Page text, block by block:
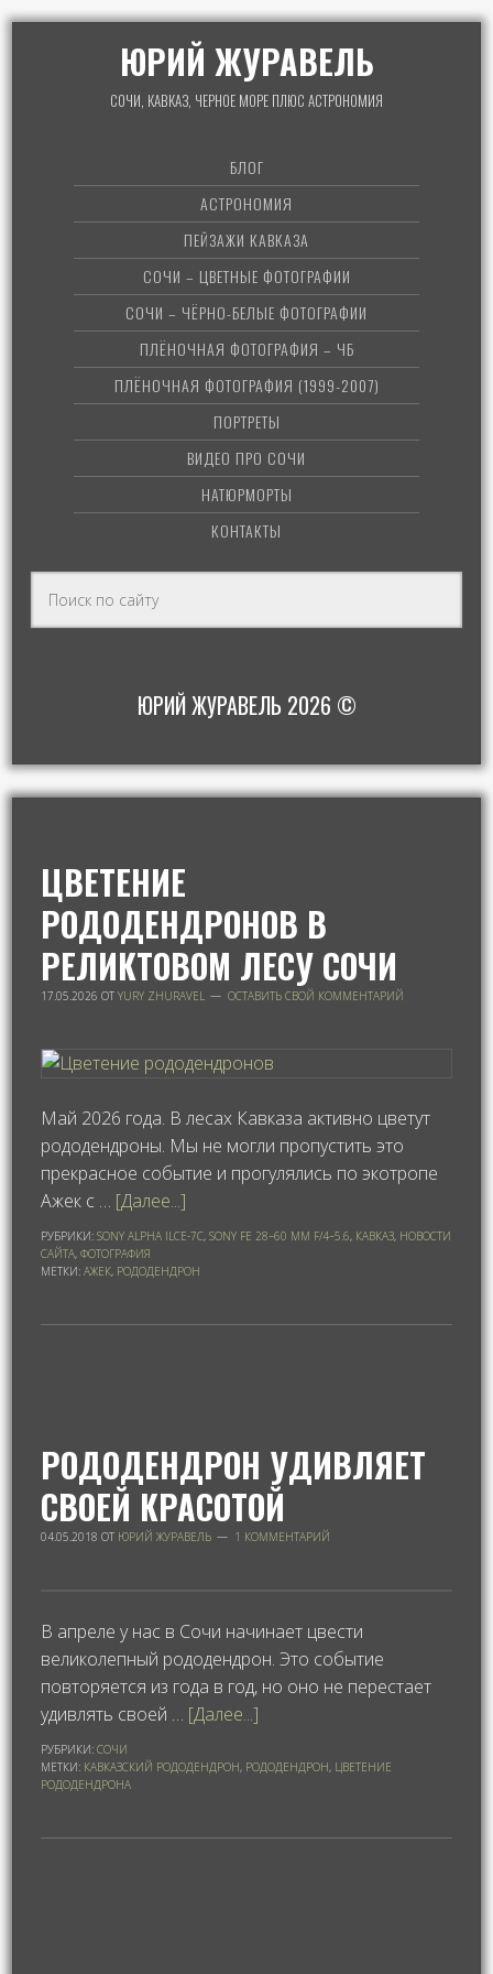
ЮРИЙ ЖУРАВЕЛЬ
СОЧИ, КАВКАЗ, ЧЕРНОЕ МОРЕ ПЛЮС АСТРОНОМИЯ
БЛОГ
АСТРОНОМИЯ
ПЕЙЗАЖИ КАВКАЗА
СОЧИ – ЦВЕТНЫЕ ФОТОГРАФИИ
СОЧИ – ЧЁРНО-БЕЛЫЕ ФОТОГРАФИИ
ПЛЁНОЧНАЯ ФОТОГРАФИЯ – ЧБ
ПЛЁНОЧНАЯ ФОТОГРАФИЯ (1999-2007)
ПОРТРЕТЫ
ВИДЕО ПРО СОЧИ
НАТЮРМОРТЫ
КОНТАКТЫ
ЮРИЙ ЖУРАВЕЛЬ 2026 ©
ЦВЕТЕНИЕ
РОДОДЕНДРОНОВ В
РЕЛИКТОВОМ ЛЕСУ СОЧИ
17.05.2026 ОТYURY ZHURAVEL ОСТАВИТЬ СВОЙ КОММЕНТАРИЙ
Май 2026 года. В лесах Кавказа активно цветут
рододендроны. Мы не могли пропустить это
прекрасное событие и прогулялись по экотропе
Ажек с … [Далее...]
РУБРИКИ:SONY ALPHA ILCE-7C,SONY FE 28–60 ММ F/4–5.6, КАВКАЗ, НОВОСТИ
САЙТА,ФОТОГРАФИЯ
МЕТКИ:АЖЕК, РОДОДЕНДРОН
РОДОДЕНДРОН УДИВЛЯЕТ
СВОЕЙ КРАСОТОЙ
04.05.2018 ОТ ЮРИЙ ЖУРАВЕЛЬ 1 КОММЕНТАРИЙ
В апреле у нас в Сочи начинает цвести
великолепный рододендрон. Это событие
повторяется из года в год, но оно не перестает
удивлять своей … [Далее...]
РУБРИКИ:СОЧИ
МЕТКИ: КАВКАЗСКИЙ РОДОДЕНДРОН, РОДОДЕНДРОН, ЦВЕТЕНИЕ
РОДОДЕНДРОНА